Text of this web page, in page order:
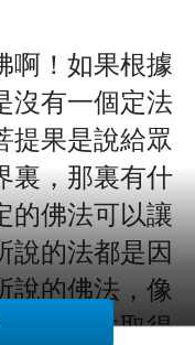
啊！如果根據
沒有一個定法
提果是說給眾
裏，那裏有什
的佛法可以讓
說的法都是因
說的佛法，像
空是無法取得